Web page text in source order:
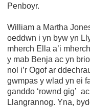
Penboyr.
William a Martha
oeddwn i yn byw yn
mherch Ella a’i
y mab Benja ac yn
nol i’r Ogof ar
gwmpas y wlad yn ei
ganddo ‘rownd gig’
Llangrannog. Yna,